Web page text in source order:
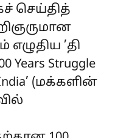
செய்தித்
’தி
Years Struggle
India’ (மக்களின்